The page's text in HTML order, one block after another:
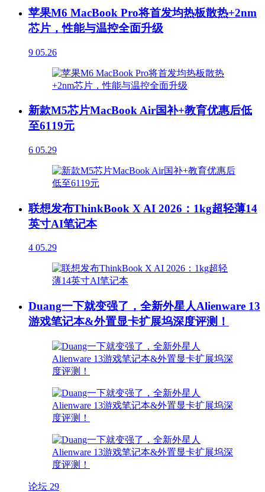
苹果M6 MacBook Pro将首发均热板散热+2nm
芯片，性能与温控全面升级
9 05.26
新款M5芯片MacBook Air国补+教育优惠后低
至6119元
6 05.29
联想发布ThinkBook X AI 2026：1kg超轻薄14
英寸AI笔记本
4 05.29
Duang一下就变强了，全新外星人Alienware 13
游戏笔记本&外置显卡扩展坞深度评测！
论坛 29